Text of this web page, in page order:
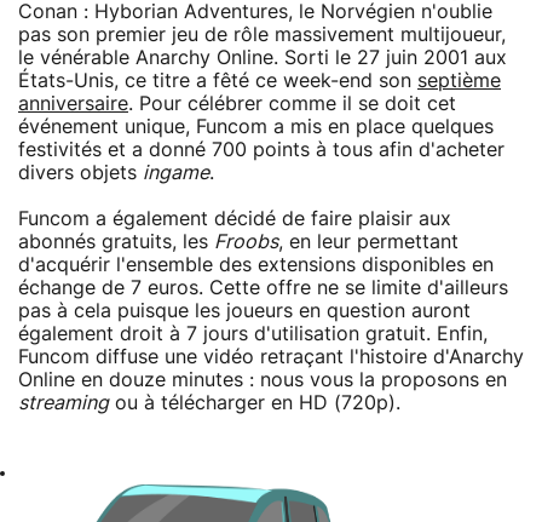
Conan : Hyborian Adventures, le Norvégien n'oublie
pas son premier jeu de rôle massivement multijoueur,
le vénérable Anarchy Online. Sorti le 27 juin 2001 aux
États-Unis, ce titre a fêté ce week-end son septième
anniversaire. Pour célébrer comme il se doit cet
événement unique, Funcom a mis en place quelques
festivités et a donné 700 points à tous afin d'acheter
divers objets ingame.
Funcom a également décidé de faire plaisir aux
abonnés gratuits, les Froobs, en leur permettant
d'acquérir l'ensemble des extensions disponibles en
échange de 7 euros. Cette offre ne se limite d'ailleurs
pas à cela puisque les joueurs en question auront
également droit à 7 jours d'utilisation gratuit. Enfin,
Funcom diffuse une vidéo retraçant l'histoire d'Anarchy
Online en douze minutes : nous vous la proposons en
streamingou à télécharger en HD (720p).